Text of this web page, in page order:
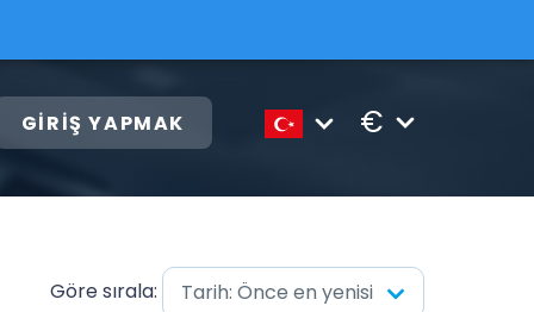
GIRIŞ YAPMAK €
Göre sırala: Tarih: Önce en yenisi